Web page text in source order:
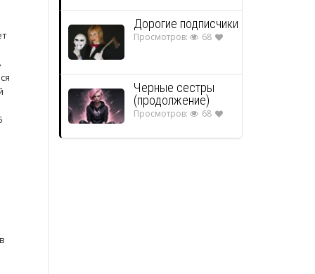
Дорогие подписчики
Просмотров: 68
Черные сестры
(продолжение)
Просмотров: 68